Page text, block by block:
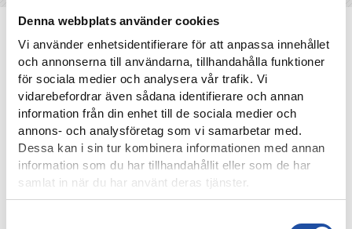
Denna webbplats använder cookies
Vi använder enhetsidentifierare för att anpassa innehållet
och annonserna till användarna, tillhandahålla funktioner
för sociala medier och analysera vår trafik. Vi
vidarebefordrar även sådana identifierare och annan
information från din enhet till de sociala medier och
annons- och analysföretag som vi samarbetar med.
Dessa kan i sin tur kombinera informationen med annan
information som du har tillhandahållit eller som de har
samlat in när du har använt deras tjänster.
NYHETER